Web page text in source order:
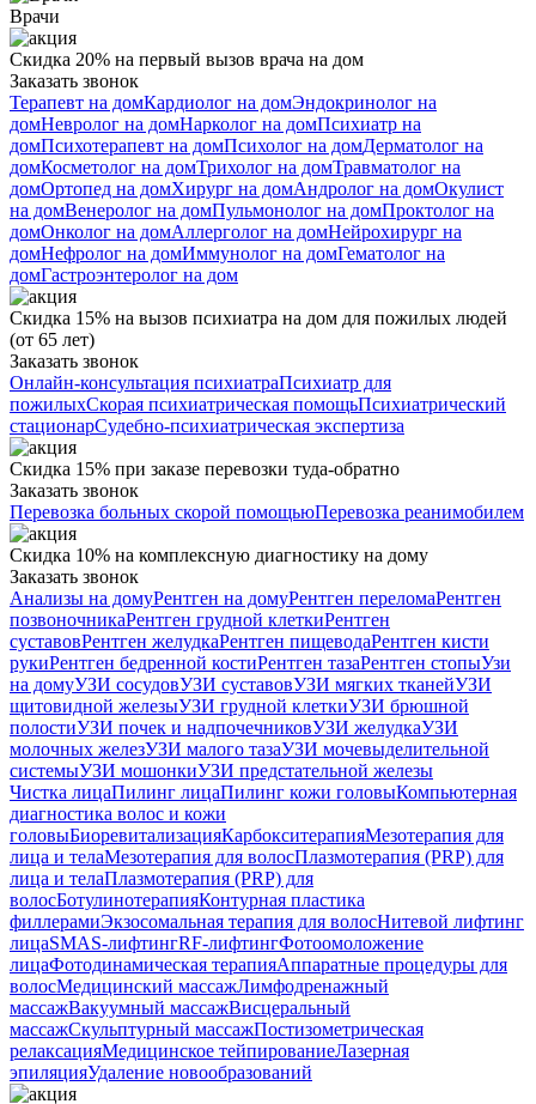
Врачи
Скидка 20% на первый вызов врача на дом
Заказать звонок
Терапевт на домКардиолог на домЭндокринолог на
домНевролог на домНарколог на домПсихиатр на
домПсихотерапевт на домПсихолог на домДерматолог на
домКосметолог на домТрихолог на домТравматолог на
домОртопед на домХирург на домАндролог на домОкулист
на домВенеролог на домПульмонолог на домПроктолог на
домОнколог на домАллерголог на домНейрохирург на
домНефролог на домИммунолог на домГематолог на
домГастроэнтеролог на дом
Скидка 15% на вызов психиатра на дом для пожилых людей
(от 65 лет)
Заказать звонок
Онлайн-консультация психиатраПсихиатр для
пожилыхСкорая психиатрическая помощьПсихиатрический
стационарСудебно-психиатрическая экспертиза
Скидка 15% при заказе перевозки туда-обратно
Заказать звонок
Перевозка больных скорой помощьюПеревозка реанимобилем
Скидка 10% на комплексную диагностику на дому
Заказать звонок
Анализы на домуРентген на домуРентген переломаРентген
позвоночникаРентген грудной клеткиРентген
суставовРентген желудкаРентген пищеводаРентген кисти
рукиРентген бедренной костиРентген тазаРентген стопыУзи
на домуУЗИ сосудовУЗИ суставовУЗИ мягких тканейУЗИ
щитовидной железыУЗИ грудной клеткиУЗИ брюшной
полостиУЗИ почек и надпочечниковУЗИ желудкаУЗИ
молочных железУЗИ малого тазаУЗИ мочевыделительной
системыУЗИ мошонкиУЗИ предстательной железы
Чистка лицаПилинг лицаПилинг кожи головыКомпьютерная
диагностика волос и кожи
головыБиоревитализацияКарбокситерапияМезотерапия для
лица и телаМезотерапия для волосПлазмотерапия (PRP) для
лица и телаПлазмотерапия (PRP) для
волосБотулинотерапияКонтурная пластика
филлерамиЭкзосомальная терапия для волосНитевой лифтинг
лицаSMAS-лифтингRF-лифтингФотоомоложение
лицаФотодинамическая терапияАппаратные процедуры для
волосМедицинский массажЛимфодренажный
массажВакуумный массажВисцеральный
массажСкульптурный массажПостизометрическая
релаксацияМедицинское тейпированиеЛазерная
эпиляцияУдаление новообразований